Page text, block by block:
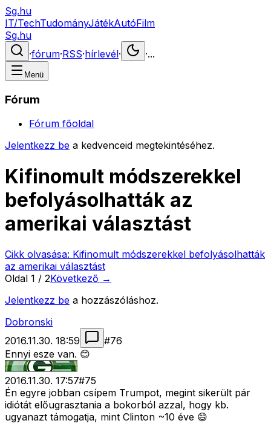
Sg.hu
IT/TechTudományJátékAutóFilm
Sg.hu
·fórum·RSS·hírlevél· ·...
Menü
Fórum
Fórum főoldal
Jelentkezz be a kedvenceid megtekintéséhez.
Kifinomult módszerekkel
befolyásolhatták az
amerikai választást
Cikk olvasása: Kifinomult módszerekkel befolyásolhatták
az amerikai választást
Oldal 1 / 2Következő →
Jelentkezz be a hozzászóláshoz.
Dobronski
2016.11.30. 18:59
#76
Ennyi esze van. 😊
2016.11.30. 17:57#75
Én egyre jobban csípem Trumpot, megint sikerült pár
idiótát előugrasztania a bokorból azzal, hogy kb.
ugyanazt támogatja, mint Clinton ~10 éve 😄